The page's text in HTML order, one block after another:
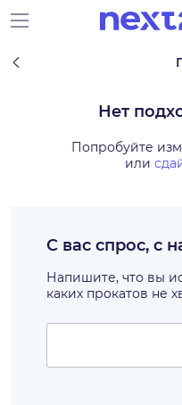
Нет
Попробуйте
или
С вас спрос, с
Напишите, что вы
каких прокатов не